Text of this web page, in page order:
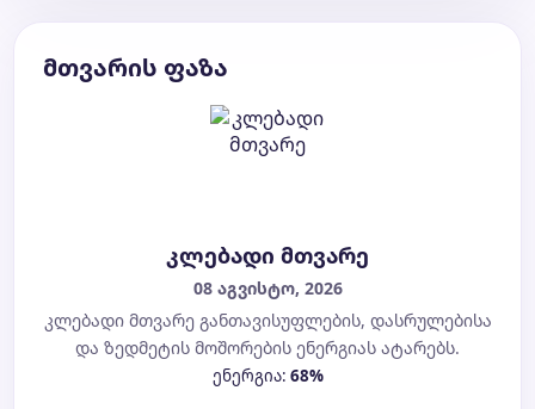
მთვარის ფაზა
კლებადი მთვარე
08 აგვისტო, 2026
კლებადი მთვარე განთავისუფლების, დასრულებისა
და ზედმეტის მოშორების ენერგიას ატარებს.
ენერგია: 68%